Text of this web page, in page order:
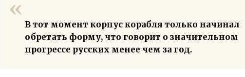
В тот момент корпус корабля только начинал
обретать форму, что говорит о значительном
прогрессе русских менее чем за год.